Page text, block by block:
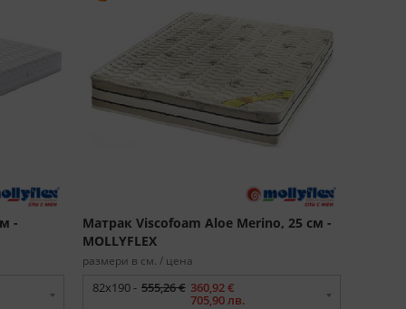
-
Матрак Viscofoam Aloe Merino, 25 см -
MOLLYFLEX
размери в см. / цена
82x190 - 555,26 € 360,92 €
705,90 лв.